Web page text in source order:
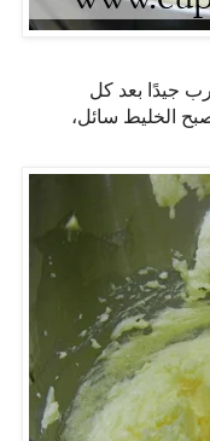
جيدًا بعد كل
الخليط سائل،